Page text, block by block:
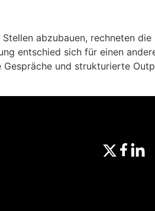
abzubauen, rechneten
entschied sich für einen
und strukturierte